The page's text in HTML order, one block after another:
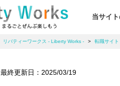
当サイ
リバティーワークス - Liberty Works - > 転職サイト
最終更新日： 2025/03/19